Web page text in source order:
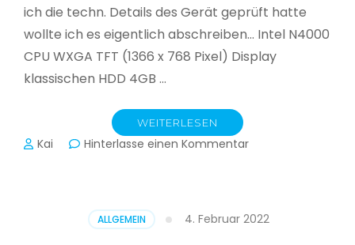
ich die techn. Details des Gerät geprüft hatte
wollte ich es eigentlich abschreiben… Intel N4000
CPU WXGA TFT (1366 x 768 Pixel) Display
klassischen HDD 4GB …
WEITERLESEN
Kai Hinterlasse einen Kommentarzu
ALLGEMEIN 4. Februar 2022